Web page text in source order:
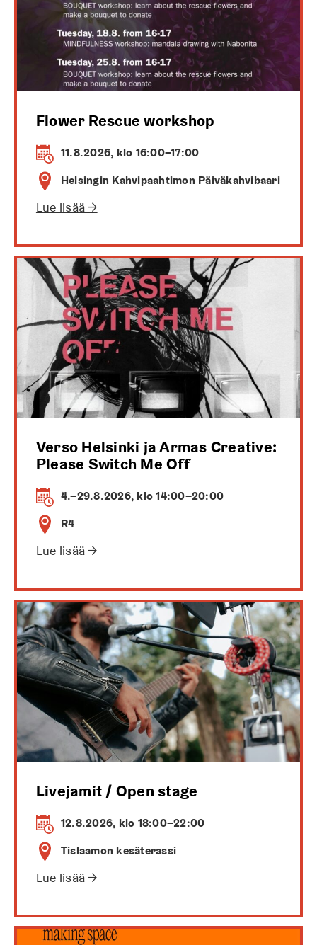
Flower Rescue workshop
11.8.2026, klo 16:00–17:00
Helsingin Kahvipaahtimon Päiväkahvibaari
Lue lisää →
Verso Helsinki ja Armas Creative:
Please Switch Me Off
4.–29.8.2026, klo 14:00–20:00
R4
Lue lisää →
Livejamit / Open stage
12.8.2026, klo 18:00–22:00
Tislaamon kesäterassi
Lue lisää →